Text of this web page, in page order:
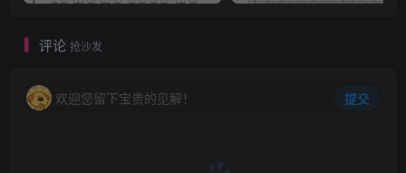
评论 抢沙发
欢迎您留下宝贵的见解！ 提交